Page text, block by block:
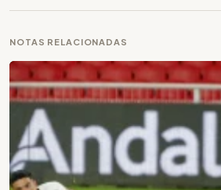
NOTAS RELACIONADAS